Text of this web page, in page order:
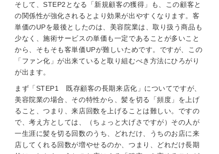
そして、STEP2となる「新規顧客の獲得」も、この顧客と
の関係性が強化されるとより効果が出やすくなります。客
単価のUPを最後としたのは、美容院業は、取り扱う商品も
少なく、施術サービスの単価も一定であることが多いこと
から、そもそも客単価UPが難しいためです。ですが、この
「ファン化」が出来ていると取り組むべき方法にひろがり
が出ます。
まず「STEP1 既存顧客の長期来店化」についてですが、
美容院業の場合、その特性から、髪を切る「頻度」を上げ
ること、つまり、来店回数を上げることは難しい。ですの
で、考え方としては、（ちょっと大げさですが）その人が
一生涯に髪を切る回数のうち、どれだけ、うちのお店に来
店してくれる回数が増やせるのか、つまり、どれだけ長期